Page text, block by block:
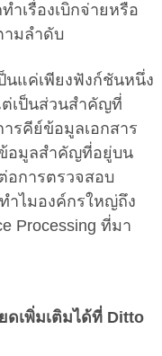
เรื่องเบิกจ่ายหรือ
ามลำดับ
นแค่เพียงฟังก์ชันหนึ่ง
ต่เป็นส่วนสำคัญที่
รคีย์ข้อมูลเอกสาร
ข้อมูลสำคัญที่อยู่บน
อการตรวจสอบ
ำไมองค์กรใหญ่ถึง
Processing ที่มา
ดเพิ่มเติมได้ที่ Ditto